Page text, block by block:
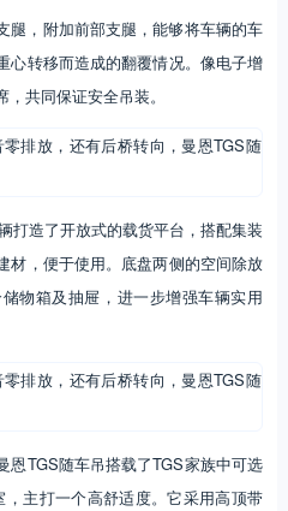
腿，附加前部支腿，能够将车辆的车
心转移而造成的翻覆情况。像电子增
共同保证安全吊装。
打造了开放式的载货平台，搭配集装
材，便于使用。底盘两侧的空间除放
物箱及抽屉，进一步增强车辆实用
恩TGS随车吊搭载了TGS家族中可选
主打一个高舒适度。它采用高顶带